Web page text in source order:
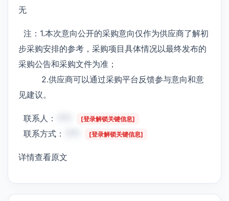
无
注：1.本次意向公开的采购意向仅作为供应商了解初
步采购安排的参考，采购项目具体情况以最终发布的
采购公告和采购文件为准；
2.供应商可以通过采购平台反馈参与意向和意
见建议。
联系人： [登录解锁关键信息]
联系方式： [登录解锁关键信息]
详情查看原文